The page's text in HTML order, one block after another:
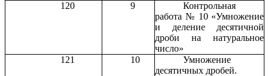
120
9
Контрольная
работа № 10 «Умножение
и деление десятичной
дроби на натуральное
число»
121
10
Умножение
десятичных дробей.